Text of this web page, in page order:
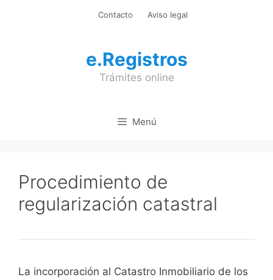
Contacto Aviso legal
e.Registros
Trámites online
Menú
Procedimiento de
regularización catastral
La incorporación al Catastro Inmobiliario de los